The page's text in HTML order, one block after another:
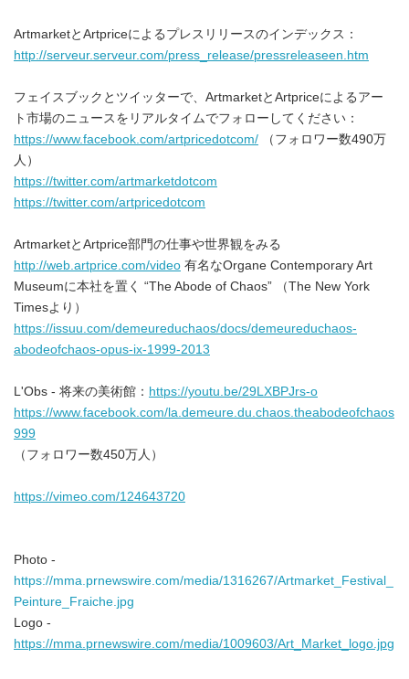
ArtmarketとArtpriceによるプレスリリースのインデックス：
http://serveur.serveur.com/press_release/pressreleaseen.htm
フェイスブックとツイッターで、ArtmarketとArtpriceによるアー
ト市場のニュースをリアルタイムでフォローしてください：
https://www.facebook.com/artpricedotcom/ （フォロワー数490万
人）
https://twitter.com/artmarketdotcom
https://twitter.com/artpricedotcom
ArtmarketとArtprice部門の仕事や世界観をみる
http://web.artprice.com/video 有名なOrgane Contemporary Art
Museumに本社を置く “The Abode of Chaos” （The New York
Timesより）
https://issuu.com/demeureduchaos/docs/demeureduchaos-
abodeofchaos-opus-ix-1999-2013
L'Obs - 将来の美術館： https://youtu.be/29LXBPJrs-o
https://www.facebook.com/la.demeure.du.chaos.theabodeofchaos
999
（フォロワー数450万人）
https://vimeo.com/124643720
Photo -
https://mma.prnewswire.com/media/1316267/Artmarket_Festival_
Peinture_Fraiche.jpg
Logo -
https://mma.prnewswire.com/media/1009603/Art_Market_logo.jpg
Japanese